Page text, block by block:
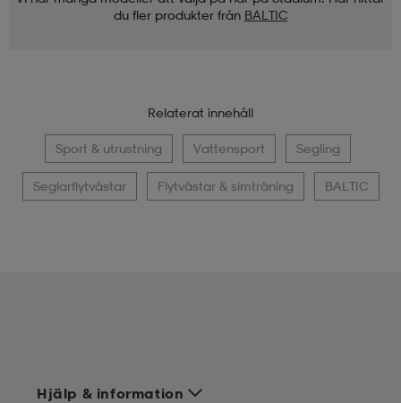
du fler produkter från BALTIC
Relaterat innehåll
Sport & utrustning Vattensport Segling
Seglarflytvästar Flytvästar & simträning BALTIC
Hjälp & information